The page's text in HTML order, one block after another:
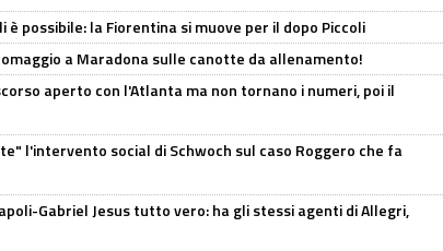
è possibile: la Fiorentina si muove per il dopo Piccoli
omaggio a Maradona sulle canotte da allenamento!
aperto con l'Atlanta ma non tornano i numeri, poi il
l'intervento social di Schwoch sul caso Roggero che fa
Gabriel Jesus tutto vero: ha gli stessi agenti di Allegri,